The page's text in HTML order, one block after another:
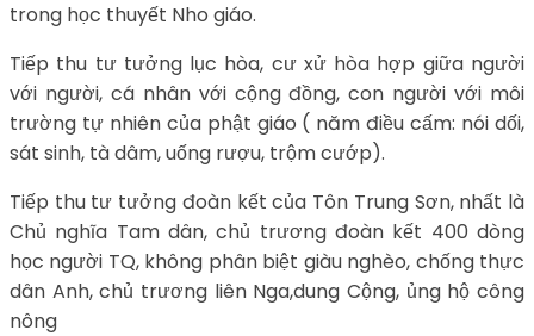
trong học thuyết Nho giáo.
Tiếp thu tư tưởng lục hòa, cư xử hòa hợp giữa người
với người, cá nhân với cộng đồng, con người với môi
trường tự nhiên của phật giáo ( năm điều cấm: nói dối,
sát sinh, tà dâm, uống rượu, trộm cướp).
Tiếp thu tư tưởng đoàn kết của Tôn Trung Sơn, nhất là
Chủ nghĩa Tam dân, chủ trương đoàn kết 400 dòng
học người TQ, không phân biệt giàu nghèo, chống thực
dân Anh, chủ trương liên Nga,dung Cộng, ủng hộ công
nông